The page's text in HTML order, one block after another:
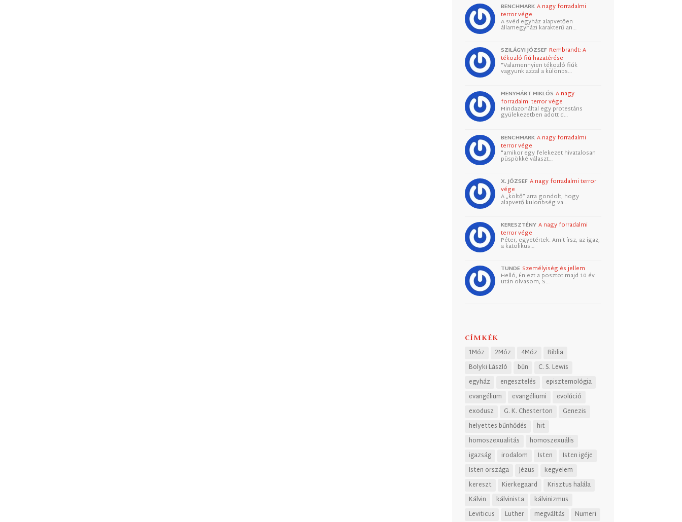
BENCHMARK A nagy forradalmi
terror vége
A svéd egyház alapvetően
államegyházi karakterű an…
SZILÁGYI JÓZSEF Rembrandt: A
tékozló fiú hazatérése
"Valamennyien tékozló fiúk
vagyunk azzal a különbs…
MENYHÁRT MIKLÓS A nagy
forradalmi terror vége
Mindazonáltal egy protestáns
gyülekezetben adott d…
BENCHMARK A nagy forradalmi
terror vége
"amikor egy felekezet hivatalosan
püspökké választ…
X. JÓZSEF A nagy forradalmi terror
vége
A „költő” arra gondolt, hogy
alapvető különbség va…
KERESZTÉNY A nagy forradalmi
terror vége
Péter, egyetértek. Amit írsz, az igaz,
a katolikus…
TUNDE Személyiség és jellem
Helló, Én ezt a posztot majd 10 év
után olvasom, S…
CÍMKÉK
1Móz 2Móz 4Móz
Biblia
Bolyki László
bűn
C. S. Lewis
egyház
engesztelés
episztemológia
evangélium
evangéliumi
evolúció
exodusz
G. K. Chesterton
Genezis
helyettes bűnhődés
hit
homoszexualitás
homoszexuális
igazság
irodalom Isten
Isten igéje
Isten országa
Jézus
kegyelem
kereszt
Kierkegaard
Krisztus halála
Kálvin
kálvinista
kálvinizmus
Leviticus
Luther megváltás Numeri